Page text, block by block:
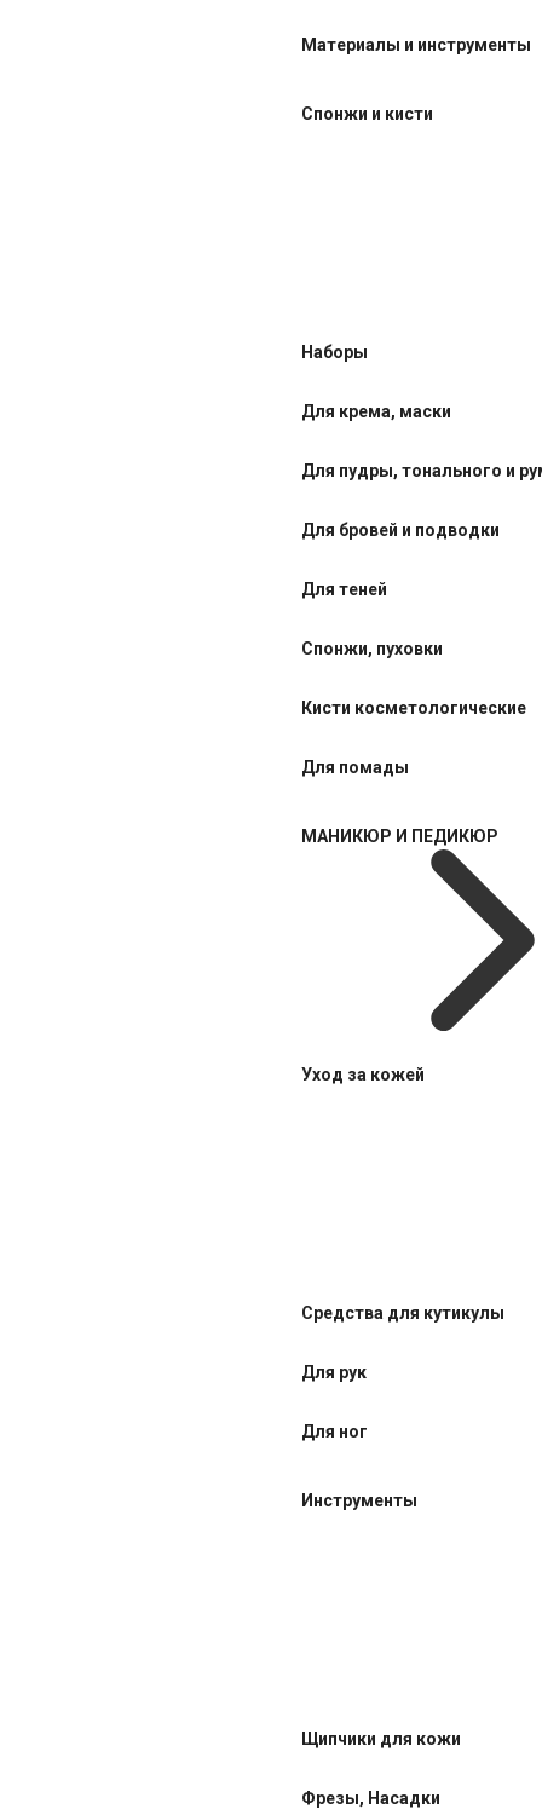
Материалы и инструменты
Спонжи и кисти
Наборы
Для крема, маски
Для пудры, тонального и
Для бровей и подводки
Для теней
Спонжи, пуховки
Кисти косметологические
Для помады
МАНИКЮР И ПЕДИКЮР
Уход за кожей
Средства для кутикулы
Для рук
Для ног
Инструменты
Щипчики для кожи
Фрезы, Насадки